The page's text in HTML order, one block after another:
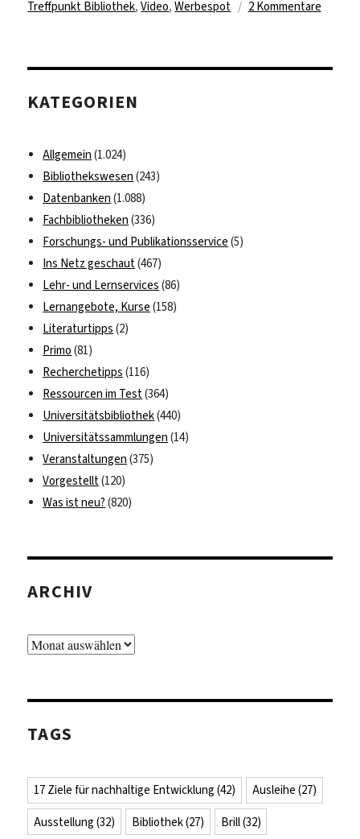
Treffpunkt Bibliothek,Video,Werbespot 2 Kommentarezu
und
KATEGORIEN
Allgemein (1.024)
Bibliothekswesen (243)
Datenbanken (1.088)
Fachbibliotheken (336)
Forschungs- und Publikationsservice (5)
Ins Netz geschaut(467)
Lehr- und Lernservices (86)
Lernangebote, Kurse (158)
Literaturtipps (2)
Primo (81)
Recherchetipps (116)
Ressourcen im Test(364)
Universitätsbibliothek(440)
Universitätssammlungen (14)
Veranstaltungen (375)
Vorgestellt(120)
Was ist neu? (820)
ARCHIV
Archiv
TAGS
17 Ziele für nachhaltige Entwicklung (42) Ausleihe (27)
Ausstellung (32) Bibliothek(27) Brill(32)